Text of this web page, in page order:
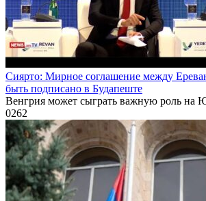
Сиярто: Мирное соглашение между
быть подписано в Будапеште
Венгрия может сыграть важную роль на
0262